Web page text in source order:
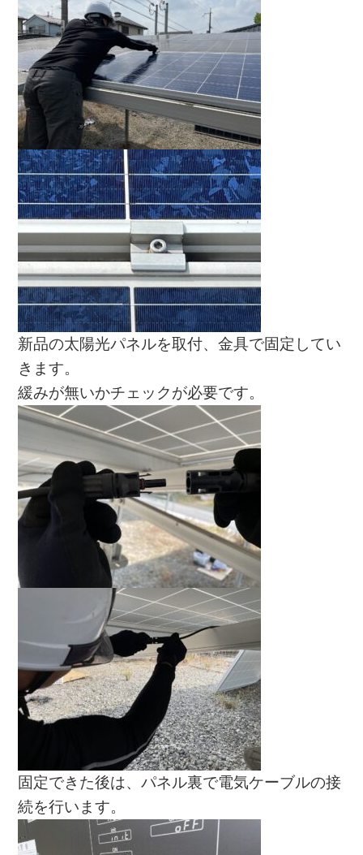
新品の太陽光パネルを取付、金具で固定してい
きます。
緩みが無いかチェックが必要です。
固定できた後は、パネル裏で電気ケーブルの接
続を行います。